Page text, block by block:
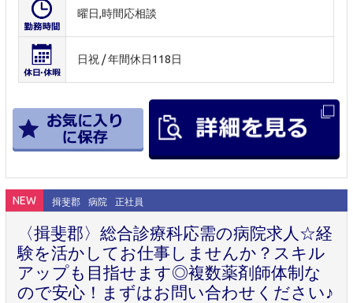
曜日,時間応相談
日祝 / 年間休日118日
NEW 揖斐郡 病院 正社員
〈揖斐郡〉総合診療科応需の病院求人☆経
験を活かしてお仕事しませんか？スキル
アップも目指せます◎複数薬剤師体制な
ので安心！まずはお問い合わせください♪